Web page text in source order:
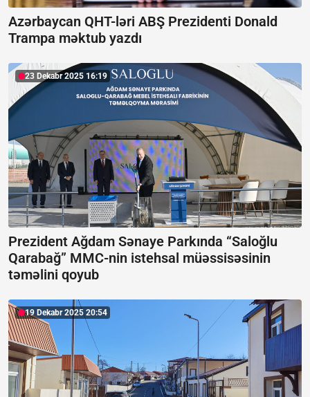
Azərbaycan QHT-ləri ABŞ Prezidenti Donald
Trampa məktub yazdı
23 Dekabr 2025 16:19
Prezident Ağdam Sənaye Parkında “Saloğlu
Qarabağ” MMC-nin istehsal müəssisəsinin
təməlini qoyub
19 Dekabr 2025 20:54